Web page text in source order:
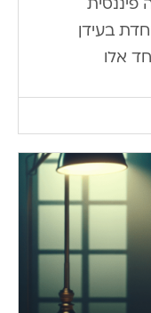
בעידן
אלו